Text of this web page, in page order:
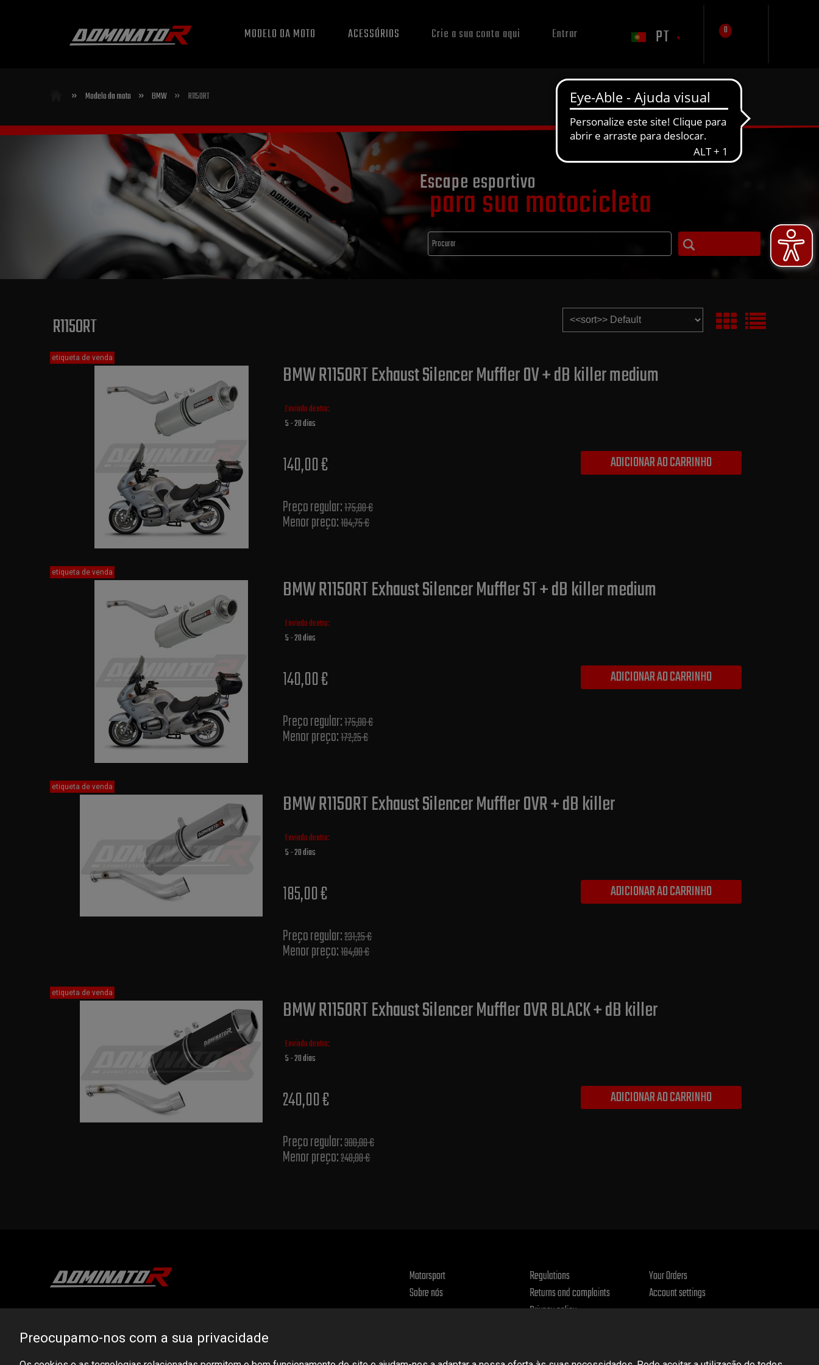
MODELO DA MOTO ACESSÓRIOS Crie a sua conta aqui Entrar PT 0
» Modelo da moto » BMW » R1150RT
Escape esportivo
para sua motocicleta
R1150RT
BMW R1150RT Exhaust Silencer Muffler OV + dB killer medium
Enviado dentro:
5 - 20 dias
140,00 €
Preço regular:175,00 €
Menor preço:184,75 €
ADICIONAR AO CARRINHO
etiqueta de venda
BMW R1150RT Exhaust Silencer Muffler ST + dB killer medium
Enviado dentro:
5 - 20 dias
140,00 €
Preço regular:175,00 €
Menor preço:172,25 €
ADICIONAR AO CARRINHO
etiqueta de venda
BMW R1150RT Exhaust Silencer Muffler OVR + dB killer
Enviado dentro:
5 - 20 dias
185,00 €
Preço regular:231,25 €
Menor preço:184,00 €
ADICIONAR AO CARRINHO
etiqueta de venda
BMW R1150RT Exhaust Silencer Muffler OVR BLACK + dB killer
Enviado dentro:
5 - 20 dias
240,00 €
Preço regular:300,00 €
Menor preço:240,00 €
ADICIONAR AO CARRINHO
etiqueta de venda
Ludowa 59, 43-514 Kaniów, POLAND
Motorsport
Sobre nós
Regulations
Returns and complaints
Privacy policy
Your Orders
Account settings
Preocupamo-nos com a sua privacidade